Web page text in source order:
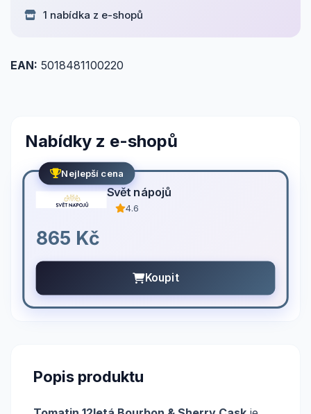
1 nabídka z e-shopů
EAN: 5018481100220
Nabídky z e-shopů
Nejlepší cena
Svět nápojů
4.6
865 Kč
Koupit
Popis produktu